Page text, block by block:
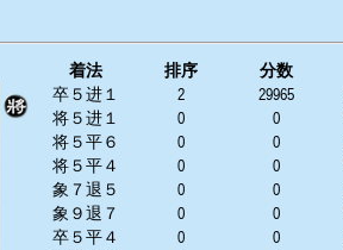
着法 排序 分数
卒５进１
2 29965
将５进１
0 0
将５平６
0 0
将５平４
0 0
象７退５
0 0
象９退７
0 0
卒５平４
0 0